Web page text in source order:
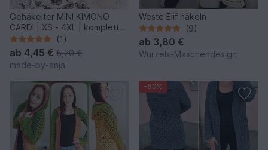
Gehäkelter MINI KIMONO
CARDI | XS - 4XL | komplett
anpassbar
(1)
ab 4,45 € 5,20 €
made-by-anja
Weste Elif häkeln
(9)
ab 3,80 €
Wurzels-Maschendesign
-50%